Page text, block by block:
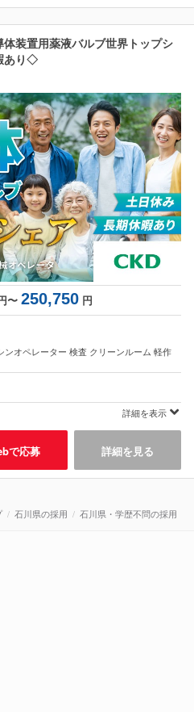
体装置用薬液バルブ世界トップシ
あり◇
〜 250,750 円
ンオペレーター 検査 クリーンルーム 軽作
詳細を表示
で応募 詳細を見る
石川県の採用 石川県・学歴不問の採用